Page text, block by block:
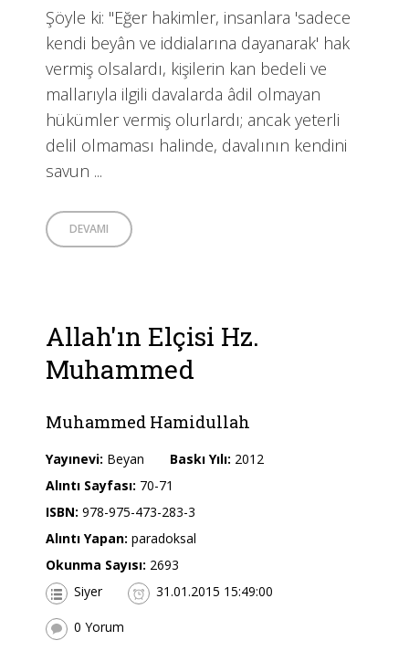
Şöyle ki: "Eğer hakimler, insanlara 'sadece
kendi beyân ve iddialarına dayanarak' hak
vermiş olsalardı, kişilerin kan bedeli ve
mallarıyla ilgili davalarda âdil olmayan
hükümler vermiş olurlardı; ancak yeterli
delil olmaması halinde, davalının kendini
savun ...
DEVAMI
Allah'ın Elçisi Hz.
Muhammed
Muhammed Hamidullah
Yayınevi: Beyan Baskı Yılı: 2012
Alıntı Sayfası: 70-71
ISBN: 978-975-473-283-3
Alıntı Yapan: paradoksal
Okunma Sayısı: 2693
Siyer
31.01.2015 15:49:00
0 Yorum